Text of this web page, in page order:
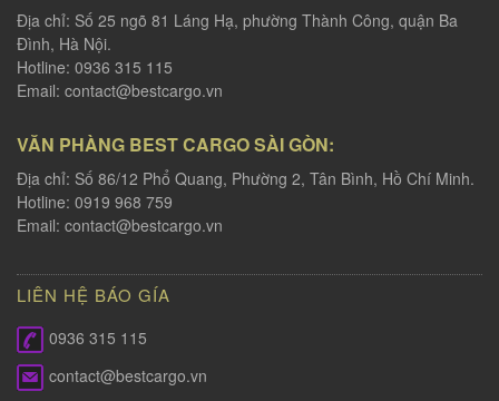
Địa chỉ: Số 25 ngõ 81 Láng Hạ, phường Thành Công, quận Ba
Đình, Hà Nội.
Hotline: 0936 315 115
Email: contact@bestcargo.vn
VĂN PHÀNG BEST CARGO SÀI GÒN:
Địa chỉ: Số 86/12 Phổ Quang, Phường 2, Tân Bình, Hồ Chí Minh.
Hotline: 0919 968 759
Email: contact@bestcargo.vn
LIÊN HỆ BÁO GÍA
0936 315 115
contact@bestcargo.vn